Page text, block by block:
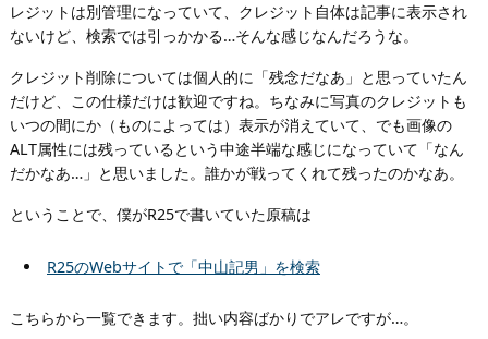
レジットは別管理になっていて、クレジット自体は記事に表示され
ないけど、検索では引っかかる…そんな感じなんだろうな。
クレジット削除については個人的に「残念だなあ」と思っていたん
だけど、この仕様だけは歓迎ですね。ちなみに写真のクレジットも
いつの間にか（ものによっては）表示が消えていて、でも画像の
ALT属性には残っているという中途半端な感じになっていて「なん
だかなあ…」と思いました。誰かが戦ってくれて残ったのかなあ。
ということで、僕がR25で書いていた原稿は
R25のWebサイトで「中山記男」を検索
こちらから一覧できます。拙い内容ばかりでアレですが…。